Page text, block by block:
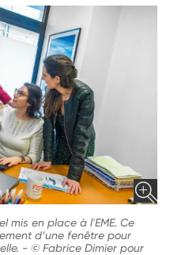
mis en place à l'EME. Ce
d’une fenêtre pour
- © Fabrice Dimier pour